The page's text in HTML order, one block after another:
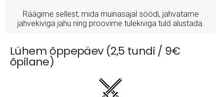
Räägime sellest, mida muinasajal söödi, jahvatame
jahvekiviga jahu ning proovime tulekiviga tuld alustada.
Lühem õppepäev (2,5 tundi / 9€
õpilane)